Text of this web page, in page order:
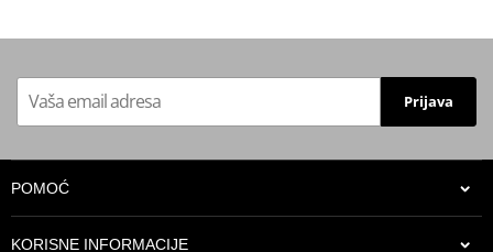
Prijava
POMOĆ
KORISNE INFORMACIJE